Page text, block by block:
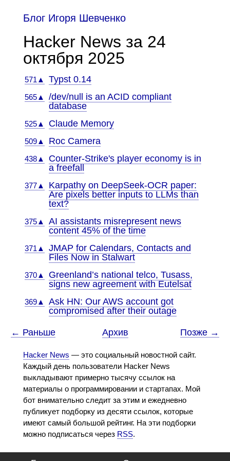
Блог Игоря Шевченко
Hacker News за 24
октября 2025
571▲ Typst 0.14
565▲
/dev/null is an ACID compliant
database
525▲ Claude Memory
509▲ Roc Camera
438▲
Counter-Strike's player economy is in
a freefall
377▲
Karpathy on DeepSeek-OCR paper:
Are pixels better inputs to LLMs than
text?
375▲
AI assistants misrepresent news
content 45% of the time
371▲
JMAP for Calendars, Contacts and
Files Now in Stalwart
370▲
Greenland’s national telco, Tusass,
signs new agreement with Eutelsat
369▲
Ask HN: Our AWS account got
compromised after their outage
← Раньше Архив Позже →
Hacker News — это социальный новостной сайт.
Каждый день пользователи Hacker News
выкладывают примерно тысячу ссылок на
материалы о программировании и стартапах. Мой
бот внимательно следит за этим и ежедневно
публикует подборку из десяти ссылок, которые
имеют самый большой рейтинг. На эти подборки
можно подписаться через RSS.